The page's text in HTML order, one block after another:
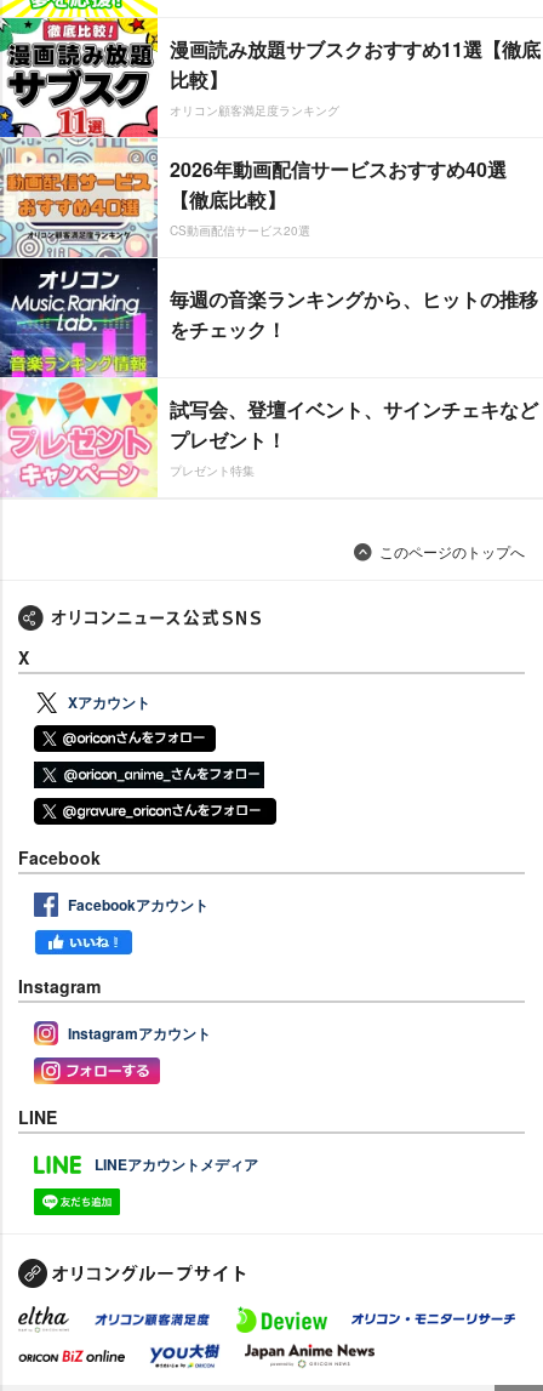
漫画読み放題サブスクおすすめ11選【徹底
比較】
オリコン顧客満足度ランキング
2026年動画配信サービスおすすめ40選
【徹底比較】
CS動画配信サービス20選
毎週の音楽ランキングから、ヒットの推移
をチェック！
試写会、登壇イベント、サインチェキなど
プレゼント！
プレゼント特集
このページのトップへ
X
Xアカウント
Facebook
Facebookアカウント
Instagram
Instagramアカウント
LINE
LINEアカウントメディア